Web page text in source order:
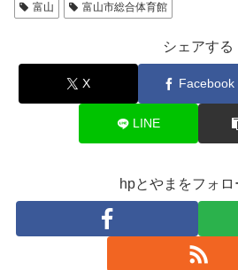
富山
富山市総合体育館
シェアする
X Facebook
LINE
hpとやまをフォロ